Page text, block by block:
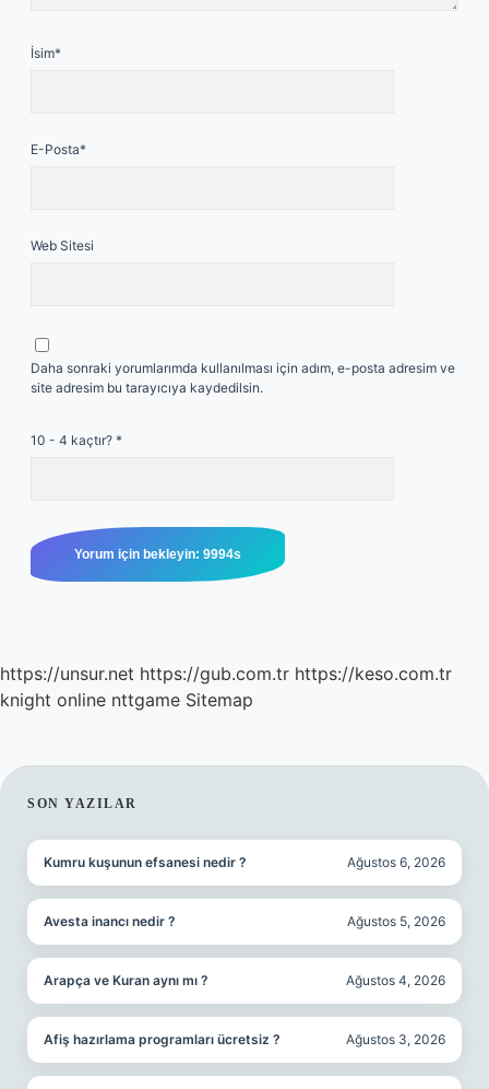
İsim*
E-Posta*
Web Sitesi
Daha sonraki yorumlarımda kullanılması için adım, e-posta adresim ve
site adresim bu tarayıcıya kaydedilsin.
10 - 4 kaçtır? *
https://unsur.net https://gub.com.tr https://keso.com.tr
knight online nttgame Sitemap
SIDEBAR
SON YAZILAR
Kumru kuşunun efsanesi nedir ? Ağustos 6, 2026
Avesta inancı nedir ? Ağustos 5, 2026
Arapça ve Kuran aynı mı ? Ağustos 4, 2026
Afiş hazırlama programları ücretsiz ? Ağustos 3, 2026